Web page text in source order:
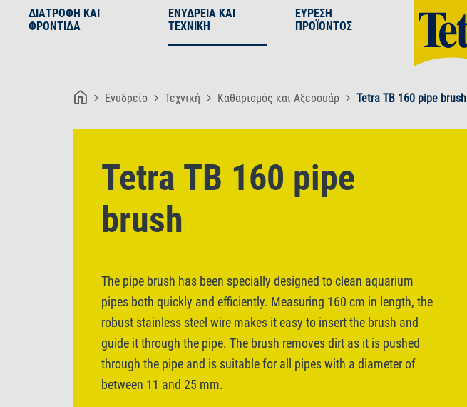
ΔΙΑΤΡΟΦΉ ΚΑΙ
ΦΡΟΝΤΊΔΑ
ΕΝΥΔΡΕΊΑ ΚΑΙ
ΤΕΧΝΙΚΉ
ΕΎΡΕΣΗ
ΠΡΟΪΌΝΤΟΣ
Ενυδρείο Τεχνική Καθαρισμός και Αξεσουάρ Tetra TB 160 pipe brush
Tetra TB 160 pipe
brush
The pipe brush has been specially designed to clean aquarium
pipes both quickly and efficiently. Measuring 160 cm in length, the
robust stainless steel wire makes it easy to insert the brush and
guide it through the pipe. The brush removes dirt as it is pushed
through the pipe and is suitable for all pipes with a diameter of
between 11 and 25 mm.